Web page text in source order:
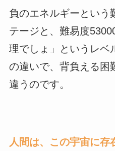
負のエネルギーという
テージと、難易度
理でしょ」というレベ
の違いで、背負える困
違うのです。
人間は、この宇宙に